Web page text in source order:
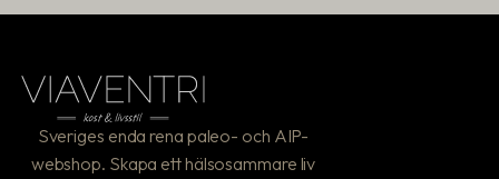
Sveriges enda rena paleo- och AIP-
webshop. Skapa ett hälsosammare liv